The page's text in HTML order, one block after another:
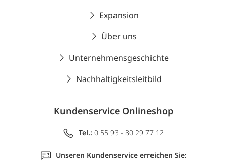
Expansion
Über uns
Unternehmensgeschichte
Nachhaltigkeitsleitbild
Kundenservice Onlineshop
Tel.: 0 55 93 - 80 29 77 12
Unseren Kundenservice erreichen Sie: